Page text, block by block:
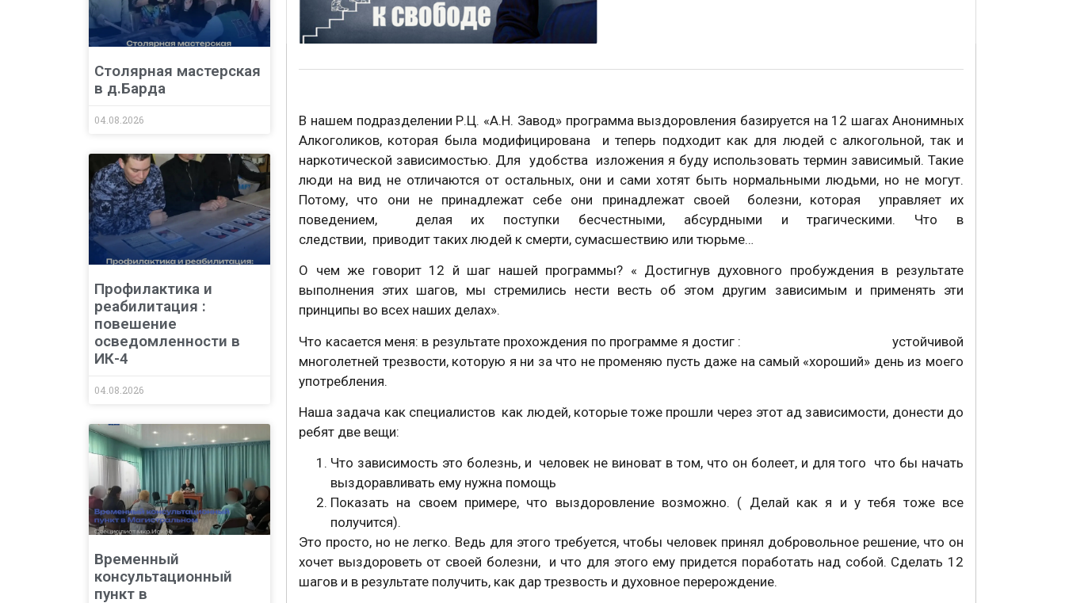
Столярная мастерская
в д.Барда
04.08.2026
Профилактика и
реабилитация :
повешение
осведомленности в
ИК-4
04.08.2026
Временный
консультационный
пункт в
В нашем подразделении Р.Ц. «А.Н. Завод» программа выздоровления базируется на 12 шагах Анонимных
Алкоголиков, которая была модифицирована и теперь подходит как для людей с алкогольной, так и
наркотической зависимостью. Для удобства изложения я буду использовать термин зависимый. Такие
люди на вид не отличаются от остальных, они и сами хотят быть нормальными людьми, но не могут.
Потому, что они не принадлежат себе они принадлежат своей болезни, которая управляет их
поведением, делая их поступки бесчестными, абсурдными и трагическими. Что в
следствии, приводит таких людей к смерти, сумасшествию или тюрьме…
О чем же говорит 12 й шаг нашей программы? « Достигнув духовного пробуждения в результате
выполнения этих шагов, мы стремились нести весть об этом другим зависимым и применять эти
принципы во всех наших делах».
Что касается меня: в результате прохождения по программе я достиг : устойчивой
многолетней трезвости, которую я ни за что не променяю пусть даже на самый «хороший» день из моего
употребления.
Наша задача как специалистов как людей, которые тоже прошли через этот ад зависимости, донести до
ребят две вещи:
Что зависимость это болезнь, и человек не виноват в том, что он болеет, и для того что бы начать
выздоравливать ему нужна помощь
Показать на своем примере, что выздоровление возможно. ( Делай как я и у тебя тоже все
получится).
Это просто, но не легко. Ведь для этого требуется, чтобы человек принял добровольное решение, что он
хочет выздороветь от своей болезни, и что для этого ему придется поработать над собой. Сделать 12
шагов и в результате получить, как дар трезвость и духовное перерождение.